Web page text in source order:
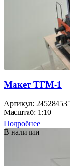
Макет ТГМ-1
Артикул:
Масштаб: 1:10
Подробнее
В наличии